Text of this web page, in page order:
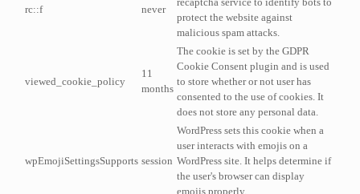
rc::f never
protect the website against
malicious spam attacks.
viewed_cookie_policy
11
months
The cookie is set by the GDPR
Cookie Consent plugin and is used
to store whether or not user has
consented to the use of cookies. It
does not store any personal data.
wpEmojiSettingsSupports session
WordPress sets this cookie when a
user interacts with emojis on a
WordPress site. It helps determine if
the user's browser can display
emojis properly.